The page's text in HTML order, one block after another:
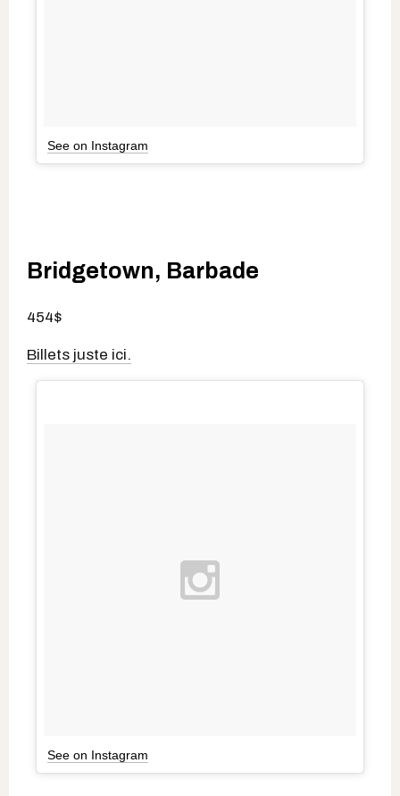
See on Instagram
Bridgetown, Barbade
454$
Billets juste ici.
See on Instagram